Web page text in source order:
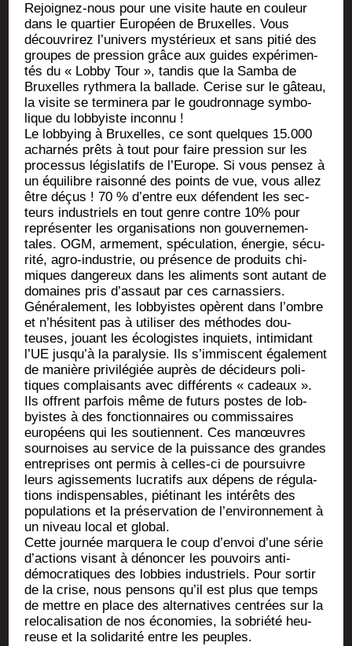
Rejoi­gnez-nous pour une visite haute en cou­leur
dans le quar­tier Euro­péen de Bruxelles. Vous
décou­vri­rez l’u­ni­vers mys­té­rieux et sans pitié des
groupes de pres­sion grâce aux guides expé­ri­men­
tés du « Lob­by Tour », tan­dis que la Sam­ba de
Bruxelles ryth­me­ra la bal­lade. Cerise sur le gâteau,
la visite se ter­mi­ne­ra par le gou­dron­nage sym­bo­
lique du lob­byiste inconnu !
Le lob­bying à Bruxelles, ce sont quelques 15.000
achar­nés prêts à tout pour faire pres­sion sur les
pro­ces­sus légis­la­tifs de l’Eu­rope. Si vous pen­sez à
un équi­libre rai­son­né des points de vue, vous allez
être déçus ! 70 % d’entre eux défendent les sec­
teurs indus­triels en tout genre contre 10% pour
repré­sen­ter les orga­ni­sa­tions non gou­ver­ne­men­
tales. OGM, arme­ment, spé­cu­la­tion, éner­gie, sécu­
ri­té, agro-indus­trie, ou pré­sence de pro­duits chi­
miques dan­ge­reux dans les ali­ments sont autant de
domaines pris d’as­saut par ces carnassiers.
Géné­ra­le­ment, les lob­byistes opèrent dans l’ombre
et n’hésitent pas à uti­li­ser des méthodes dou­
teuses, jouant les éco­lo­gistes inquiets, inti­mi­dant
l’UE jusqu’à la para­ly­sie. Ils s’im­miscent éga­le­ment
de manière pri­vi­lé­giée auprès de déci­deurs poli­
tiques com­plai­sants avec dif­fé­rents « cadeaux ».
Ils offrent par­fois même de futurs postes de lob­
byistes à des fonc­tion­naires ou com­mis­saires
euro­péens qui les sou­tiennent. Ces manœuvres
sour­noises au ser­vice de la puis­sance des grandes
entre­prises ont per­mis à celles-ci de pour­suivre
leurs agis­se­ments lucra­tifs aux dépens de régu­la­
tions indis­pen­sables, pié­ti­nant les inté­rêts des
popu­la­tions et la pré­ser­va­tion de l’en­vi­ron­ne­ment à
un niveau local et global.
Cette jour­née mar­que­ra le coup d’en­voi d’une série
d’ac­tions visant à dénon­cer les pou­voirs anti-
démo­cra­tiques des lob­bies indus­triels. Pour sor­tir
de la crise, nous pen­sons qu’il est plus que temps
de mettre en place des alter­na­tives cen­trées sur la
relo­ca­li­sa­tion de nos éco­no­mies, la sobrié­té heu­
reuse et la soli­da­ri­té entre les peuples.